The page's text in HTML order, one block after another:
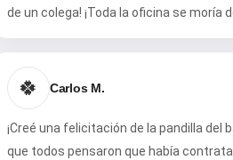
de un colega! ¡Toda la oficina se moría
🍀 Carlos M.
¡Creé una felicitación de la pandilla del
que todos pensaron que había